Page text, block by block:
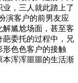
，三人就此踏上了
演客户的前男友应
尴尬场面，甚至客
葩委托的过程中，兄
形色色客户的接触
本浑浑噩噩的生活渐